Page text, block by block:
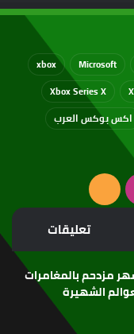
Microsoft
xbox
Xbox Series X
اكس بوكس العرب
انستقرامملخص
الموقع
RSS
تعليقات
أغسطس 2026: شهر مزدحم بالمغامرات
الشهيرة